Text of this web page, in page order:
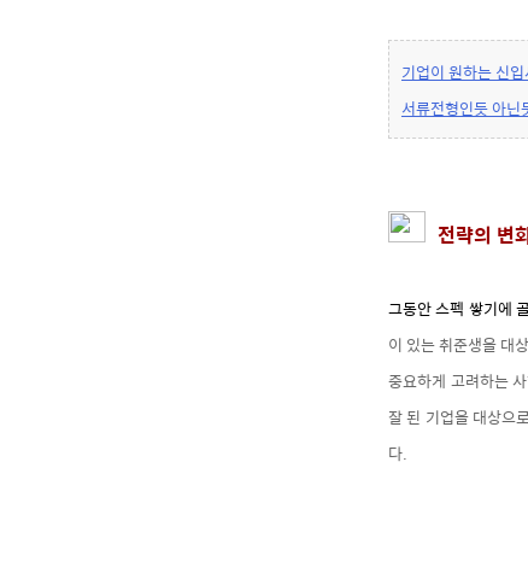
기업이 원하는 신
서류전형인듯 아
전략의 변
그동안 스펙 쌓기에
이 있는 취준생을 대
중요하게 고려하는
잘 된 기업을 대상으
다.